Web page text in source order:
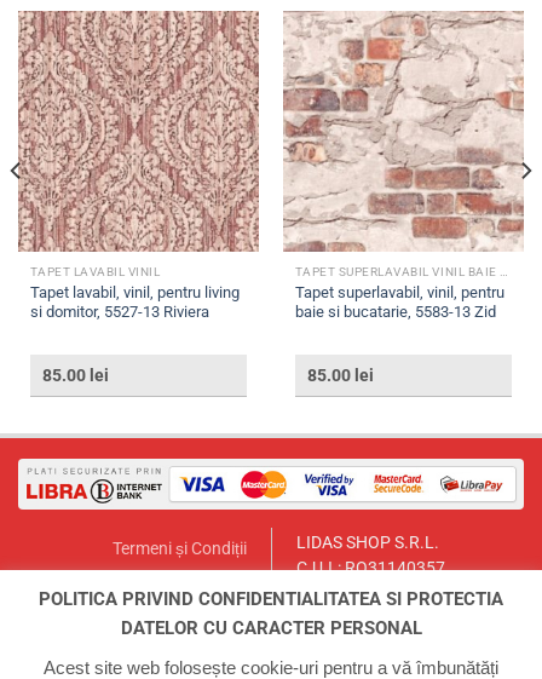
TAPET LAVABIL VINIL
Tapet lavabil, vinil, pentru living
si domitor, 5527-13 Riviera
85.00 lei
TAPET SUPERLAVABIL VINIL BAIE SI BUCATARIE
Tapet superlavabil, vinil, pentru
baie si bucatarie, 5583-13 Zid
85.00 lei
Termeni și Condiții
Contact
LIDAS SHOP S.R.L.
C.U.I.: RO31140357
București, Sector 1, Str. Lt.Col.
Email:lidasmag@yahoo.com
Telefon:0723.155.966
POLITICA PRIVIND CONFIDENTIALITATEA SI PROTECTIA
DATELOR CU CARACTER PERSONAL
Acest site web folosește cookie-uri pentru a vă îmbunătăți